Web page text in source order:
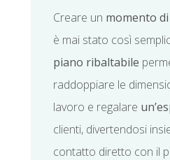
Creare un momento
è mai stato così
piano ribaltabile
raddoppiare le
lavoro e regalare
clienti, divertendosi
contatto diretto con il